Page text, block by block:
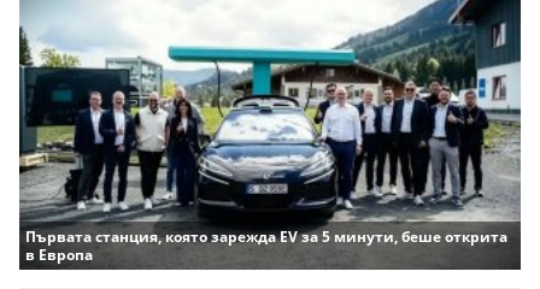
Първата станция, която зарежда EV за 5 минути, беше открита
в Европа